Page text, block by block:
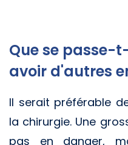
Que se passe-
avoir d'autres
Il serait préférable
la chirurgie. Une
pas en danger,